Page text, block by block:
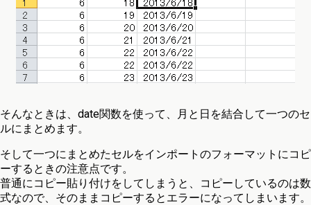
そんなときは、date関数を使って、月と日を結合して一つのセ
ルにまとめます。
そして一つにまとめたセルをインポートのフォーマットにコピ
ーするときの注意点です。
普通にコピー貼り付けをしてしまうと、コピーしているのは数
式なので、そのままコピーするとエラーになってしまいます。